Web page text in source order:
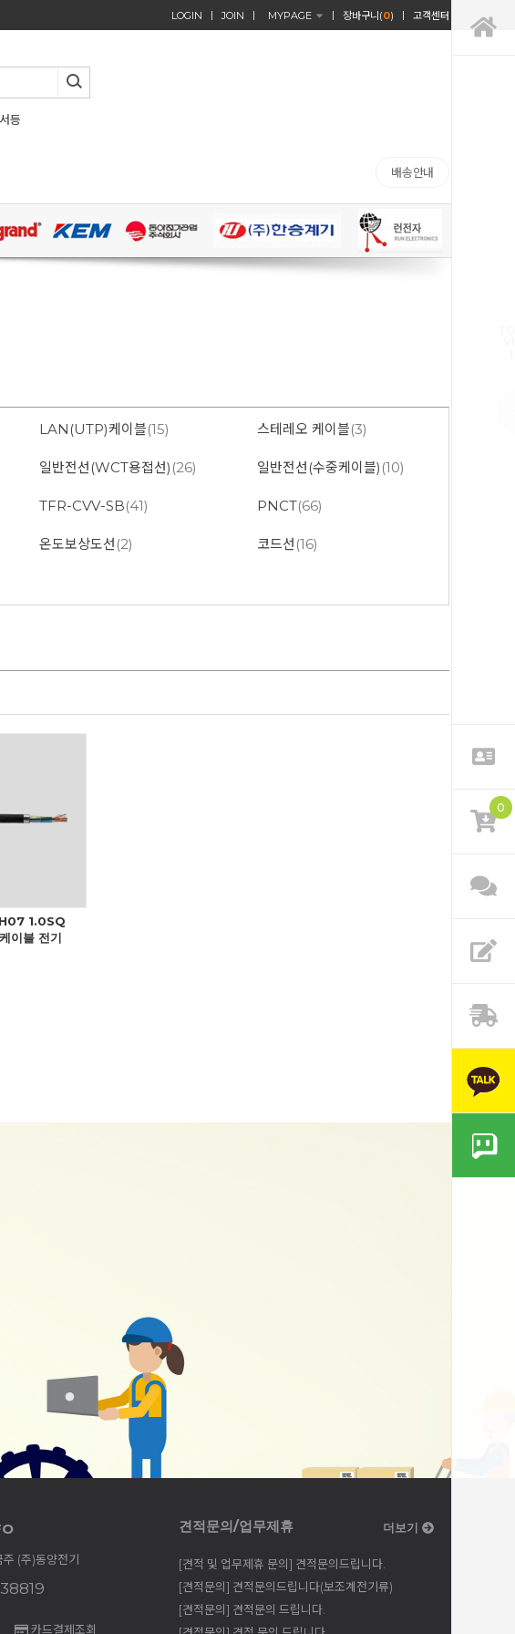
0
LOGIN JOIN MYPAGE 장바구니(0) 고객센터
등
배송안내
LAN(UTP)케이블(15) 스테레오 케이블(3)
일반전선(WCT용접선) (26) 일반전선(수중케이블) (10)
TFR-CVV-SB(41) PNCT(66)
온도보상도선 (2) 코드선 (16)
1.0SQ
이블 전기
주 (주)동양전기
카드결제조회
견적문의/업무제휴 더보기
[견적 및 업무제휴 문의] 견적문의드립니다.
[견적문의] 견적문의드립니다(보조계전기류)
[견적문의] 견적문의 드립니다.